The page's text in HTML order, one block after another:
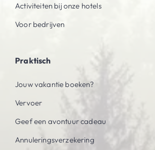
Activiteiten bij onze hotels
Voor bedrijven
Praktisch
Jouw vakantie boeken?
Vervoer
Geef een avontuur cadeau
Annuleringsverzekering